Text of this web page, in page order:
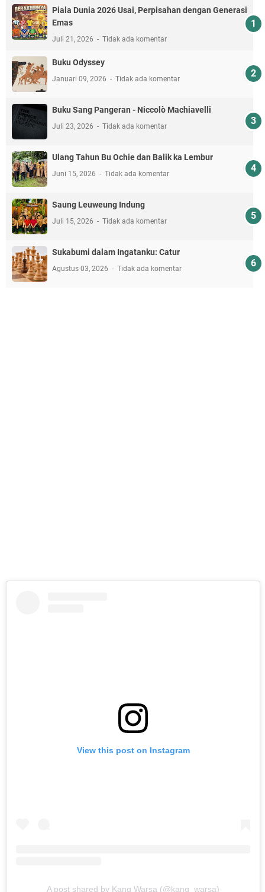
Piala Dunia 2026 Usai, Perpisahan dengan Generasi
Emas
Juli 21, 2026 Tidak ada komentar
Buku Odyssey
Januari 09, 2026 Tidak ada komentar
Buku Sang Pangeran - Niccolò Machiavelli
Juli 23, 2026 Tidak ada komentar
Ulang Tahun Bu Ochie dan Balik ka Lembur
Juni 15, 2026 Tidak ada komentar
Saung Leuweung Indung
Juli 15, 2026 Tidak ada komentar
Sukabumi dalam Ingatanku: Catur
Agustus 03, 2026 Tidak ada komentar
View this post on Instagram
A post shared by Kang Warsa (@kang_warsa)